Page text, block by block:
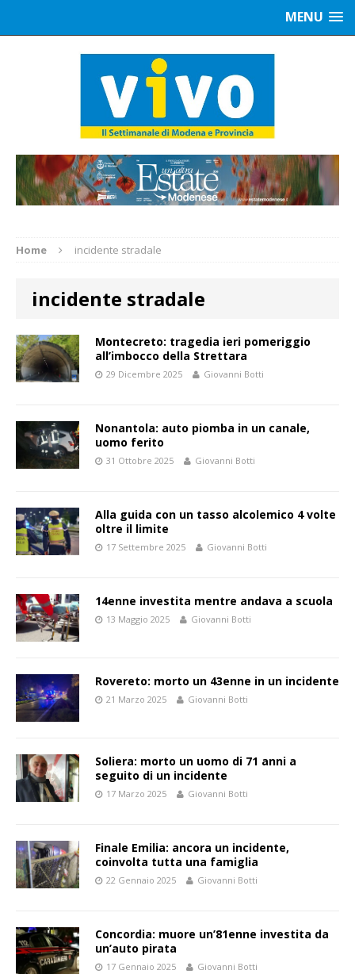
MENU
Home incidente stradale
incidente stradale
Montecreto: tragedia ieri pomeriggio
all’imbocco della Strettara
29 Dicembre 2025 Giovanni Botti
Nonantola: auto piomba in un canale,
uomo ferito
31 Ottobre 2025 Giovanni Botti
Alla guida con un tasso alcolemico 4 volte
oltre il limite
17 Settembre 2025 Giovanni Botti
14enne investita mentre andava a scuola
13 Maggio 2025 Giovanni Botti
Rovereto: morto un 43enne in un incidente
21 Marzo 2025 Giovanni Botti
Soliera: morto un uomo di 71 anni a
seguito di un incidente
17 Marzo 2025 Giovanni Botti
Finale Emilia: ancora un incidente,
coinvolta tutta una famiglia
22 Gennaio 2025 Giovanni Botti
Concordia: muore un’81enne investita da
un’auto pirata
17 Gennaio 2025 Giovanni Botti